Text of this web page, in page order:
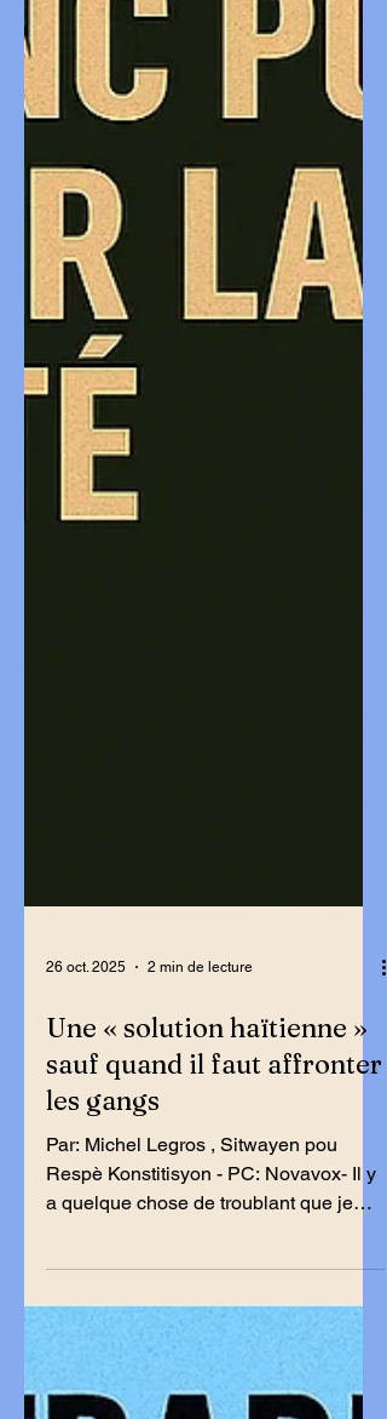
26 oct. 2025 2 min de lecture
Une « solution haïtienne »
sauf quand il faut affronter
les gangs
Par: Michel Legros , Sitwayen pou
Respè Konstitisyon - PC: Novavox- Il y
Depuis quelque temps, nos politiciens
réclament une « solution haïtienne » à
la crise. Les voilà nationalistes. Mais
cette fameuse solution est presque